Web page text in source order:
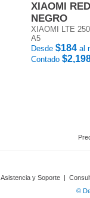
XIAOMI
NEGRO
XIAOMI LTE
A5
Desde $184 al
Contado
Asistencia y Soporte |
©